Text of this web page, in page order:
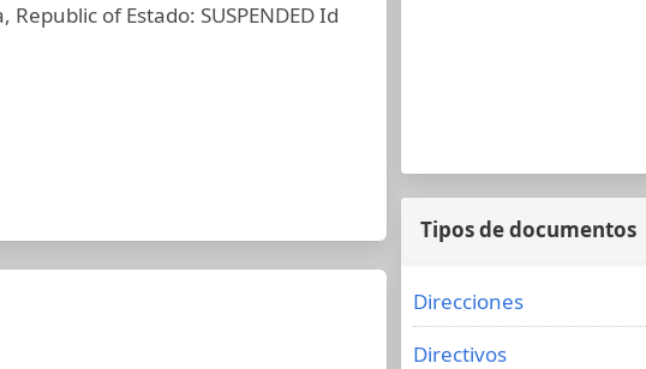
of Estado: SUSPENDED Id
Tipos de documentos
Direcciones
Directivos